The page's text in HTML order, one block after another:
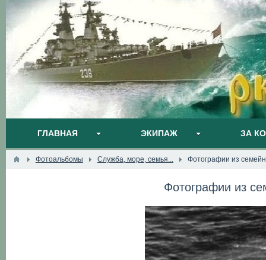
ГЛАВНАЯ ЭКИПАЖ ЗА
Фотоальбомы Служба, море, семья... Фотографии из
Фотографии из